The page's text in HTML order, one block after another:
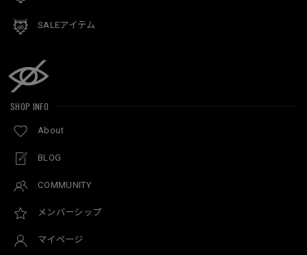
SALEアイテム
SHOP INFO
About
BLOG
COMMUNITY
メンバーシップ
マイページ